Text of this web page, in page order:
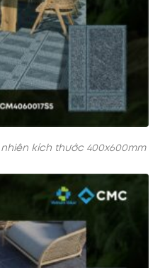
kích thước 400x600mm